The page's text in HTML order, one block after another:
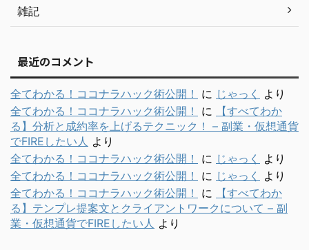
雑記
最近のコメント
全てわかる！ココナラハック術公開！ に じゃっく
より
全てわかる！ココナラハック術公開！
に
【すべてわか
る】分析と成約率を上げるテクニック！ – 副業・仮想通貨
でFIREしたい人 より
全てわかる！ココナラハック術公開！
に じゃっく
より
全てわかる！ココナラハック術公開！
に じゃっく
より
全てわかる！ココナラハック術公開！
に
【すべてわか
る】テンプレ提案文とクライアントワークについて – 副
業・仮想通貨でFIREしたい人 より